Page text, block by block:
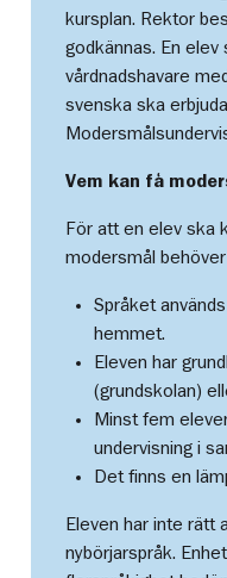
kursplan. Rektor
godkännas. En elev
vårdnadshavare
svenska ska
Vem kan få
För att en elev ska
modersmål
Språket
hemmet.
Eleven har
(grundskolan)
Minst fem
undervisning i
Det finns en
Eleven har inte rätt
nybörjarspråk.